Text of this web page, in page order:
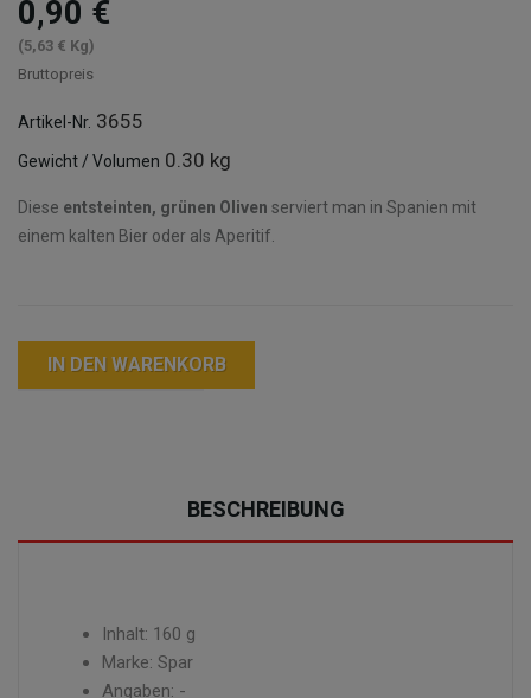
0,90 €
(5,63 € Kg)
Bruttopreis
Artikel-Nr. 3655
Gewicht / Volumen 0.30 kg
Diese entsteinten, grünen Oliven serviert man in Spanien mit
einem kalten Bier oder als Aperitif.
IN DEN WARENKORB
BESCHREIBUNG
Inhalt: 160 g
Marke: Spar
Angaben: -